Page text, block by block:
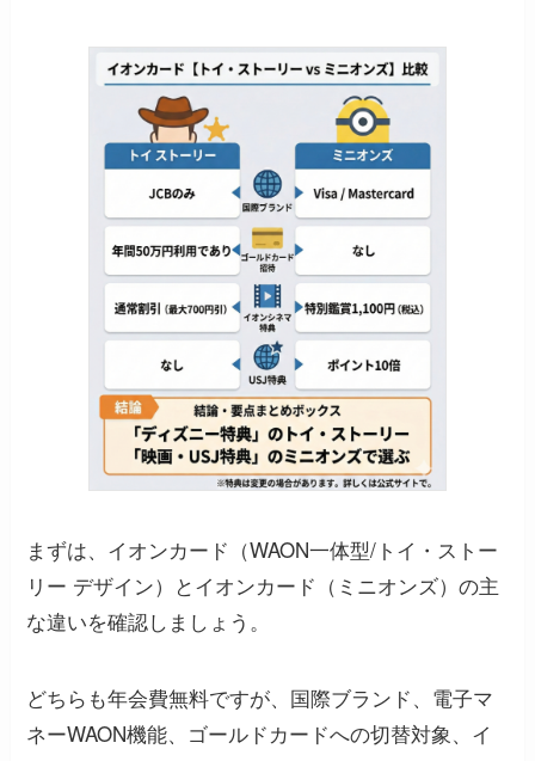
まずは、イオンカード（WAON一体型/トイ・ストー
リー デザイン）とイオンカード（ミニオンズ）の主
な違いを確認しましょう。
どちらも年会費無料ですが、国際ブランド、電子マ
ネーWAON機能、ゴールドカードへの切替対象、イ